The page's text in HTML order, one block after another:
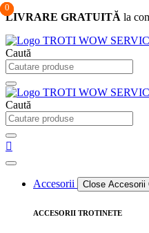
Sari
conținut
LIVRARE GRATUITĂ la
0
Caută
Caută
0
0
Accesorii Close Accesorii
ACCESORII TROTINETE